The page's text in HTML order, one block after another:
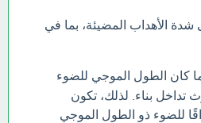
الأهداب المضيئة، بما في
كان الطول الموجي للضوء
تداخل بناء. لذلك، تكون
للضوء ذو الطول الموجي